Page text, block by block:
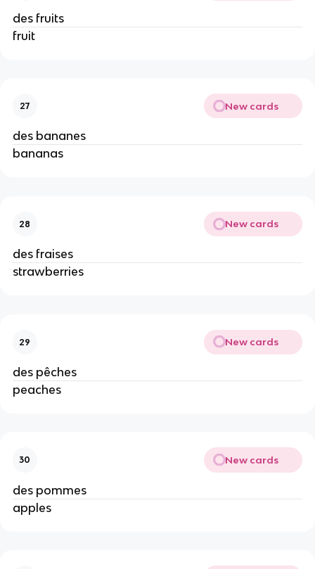
des fruits
fruit
27 New cards
des bananes
bananas
28 New cards
des fraises
strawberries
29 New cards
des pêches
peaches
30 New cards
des pommes
apples